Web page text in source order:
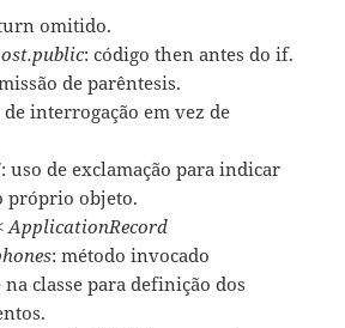
omitido.
: código then antes do if.
de parêntesis.
de interrogação em vez de
: uso de exclamação para indicar
próprio objeto.
ApplicationRecord
: método invocado
classe para definição dos